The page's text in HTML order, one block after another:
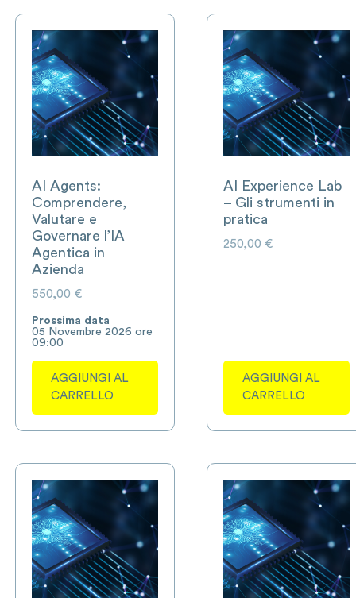
AI Agents:
Comprendere,
Valutare e
Governare l’IA
Agentica in
Azienda
550,00 €
Prossima data
05 Novembre 2026 ore
09:00
AGGIUNGI AL
CARRELLO
AI Experience Lab
– Gli strumenti in
pratica
250,00 €
AGGIUNGI AL
CARRELLO